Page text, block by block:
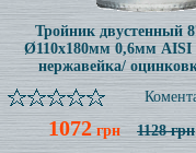
Тройник двустенный
Ø110x180мм 0,6мм AISI
нержавейка/
1072грн 1128 грн